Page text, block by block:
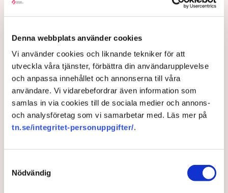
Denna webbplats använder cookies
Vi använder cookies och liknande tekniker för att
utveckla våra tjänster, förbättra din användarupplevelse
och anpassa innehållet och annonserna till våra
användare. Vi vidarebefordrar även information som
samlas in via cookies till de sociala medier och annons-
och analysföretag som vi samarbetar med. Läs mer på
tn.se/integritet-personuppgifter/.
Nödvändig
och personalen.
att polisen ”behöver utveckla sina metoder för att
och varnade för att det annars råder ”djungelns lag”.
På sociala medier ifrågasätts det om allemansrätten
bör ge utrymme för aktivister att blockera en
tillståndsgiven verksamhet, och om inte polisen borde
ha en tydligare skyldighet att skydda privat egendom
och näringsverksamhet mot den typen av störningar.
kommunikationsavdelningen i region Väst, har
verksamhetsutövaren, eller dennes ordningsvakter, rätt